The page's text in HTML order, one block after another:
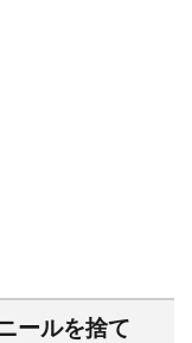
ールを捨て